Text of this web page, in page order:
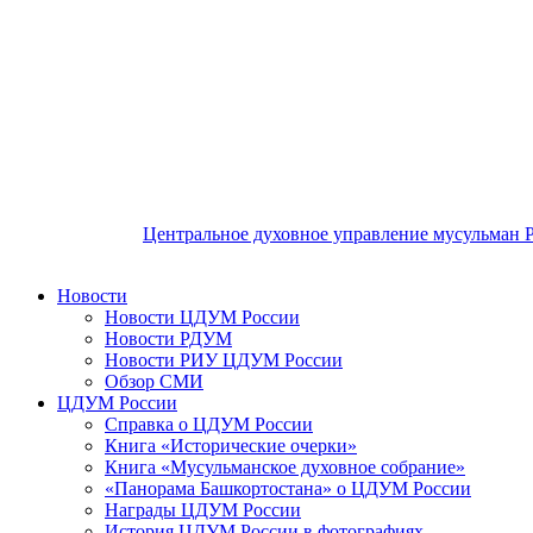
Центральное духовное управление мусульман
Новости
Новости ЦДУМ России
Новости РДУМ
Новости РИУ ЦДУМ России
Обзор СМИ
ЦДУМ России
Справка о ЦДУМ России
Книга «Исторические очерки»
Книга «Мусульманское духовное собрание»
«Панорама Башкортостана» о ЦДУМ России
Награды ЦДУМ России